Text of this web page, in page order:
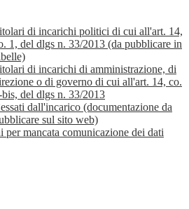
di incarichi politici di cui all'art. 14,
1, del dlgs n. 33/2013 (da pubblicare in
di incarichi di amministrazione, di
o di governo di cui all'art. 14, co.
bis, del dlgs n. 33/2013
dall'incarico (documentazione da
sul sito web)
per mancata comunicazione dei dati